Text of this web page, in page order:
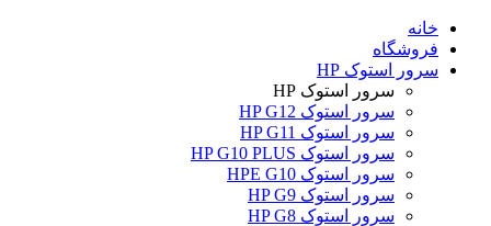
خانه
فروشگاه
سرور استوک HP
سرور استوک HP
سرور استوک HP G12
سرور استوک HP G11
سرور استوک HP G10 PLUS
سرور استوک HPE G10
سرور استوک HP G9
سرور استوک HP G8